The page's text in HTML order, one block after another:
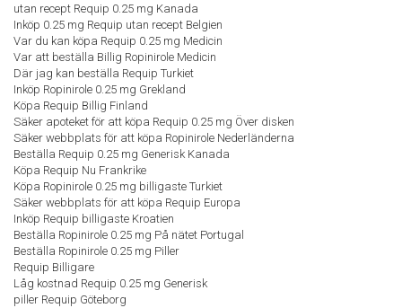
utan recept Requip 0.25 mg Kanada
Inköp 0.25 mg Requip utan recept Belgien
Var du kan köpa Requip 0.25 mg Medicin
Var att beställa Billig Ropinirole Medicin
Där jag kan beställa Requip Turkiet
Inköp Ropinirole 0.25 mg Grekland
Köpa Requip Billig Finland
Säker apoteket för att köpa Requip 0.25 mg Över disken
Säker webbplats för att köpa Ropinirole Nederländerna
Beställa Requip 0.25 mg Generisk Kanada
Köpa Requip Nu Frankrike
Köpa Ropinirole 0.25 mg billigaste Turkiet
Säker webbplats för att köpa Requip Europa
Inköp Requip billigaste Kroatien
Beställa Ropinirole 0.25 mg På nätet Portugal
Beställa Ropinirole 0.25 mg Piller
Requip Billigare
Låg kostnad Requip 0.25 mg Generisk
piller Requip Göteborg